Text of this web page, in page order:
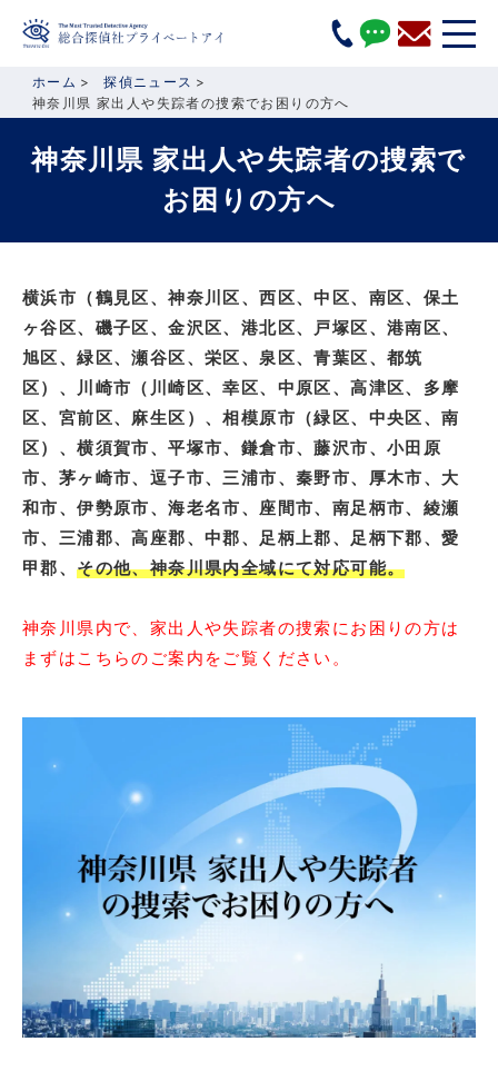
ホーム
探偵ニュース
神奈川県 家出人や失踪者の捜索でお困りの方へ
神奈川県 家出人や失踪者の捜索で
お困りの方へ
横浜市（鶴見区、神奈川区、西区、中区、南区、保土
ヶ谷区、磯子区、金沢区、港北区、戸塚区、港南区、
旭区、緑区、瀬谷区、栄区、泉区、青葉区、都筑
区）、川崎市（川崎区、幸区、中原区、高津区、多摩
区、宮前区、麻生区）、相模原市（緑区、中央区、南
区）、横須賀市、平塚市、鎌倉市、藤沢市、小田原
市、茅ヶ崎市、逗子市、三浦市、秦野市、厚木市、大
和市、伊勢原市、海老名市、座間市、南足柄市、綾瀬
市、三浦郡、高座郡、中郡、足柄上郡、足柄下郡、愛
甲郡、その他、神奈川県内全域にて対応可能。
神奈川県内で、家出人や失踪者の捜索にお困りの方は
まずはこちらのご案内をご覧ください。